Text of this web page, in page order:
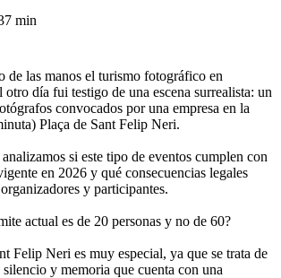
min
de las manos el turismo fotográfico en
otro día fui testigo de una escena surrealista: un
convocados por una empresa en la
Plaça de Sant Felip Neri.
si este tipo de eventos cumplen con
en 2026 y qué consecuencias legales
y participantes.
actual es de 20 personas y no de 60?
Felip Neri es muy especial, ya que se trata de
silencio y memoria que cuenta con una